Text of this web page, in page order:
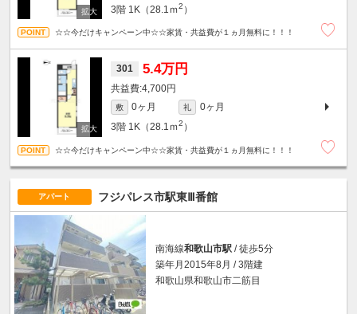
3階 1K（28.1ｍ2 ）
☆☆今だけキャンペーン中☆☆家賃・共益費が１ヵ月無料に！！！
301 5.4万円
4,700円
敷 0ヶ月 礼
0ヶ月
3階 1K（28.1ｍ2 ）
☆☆今だけキャンペーン中☆☆家賃・共益費が１ヵ月無料に！！！
アパート フジパレス市駅東Ⅲ番館
南海線和歌山市駅 / 徒歩5分
築年月2015年8月 / 3階建
和歌山県和歌山市二筋目